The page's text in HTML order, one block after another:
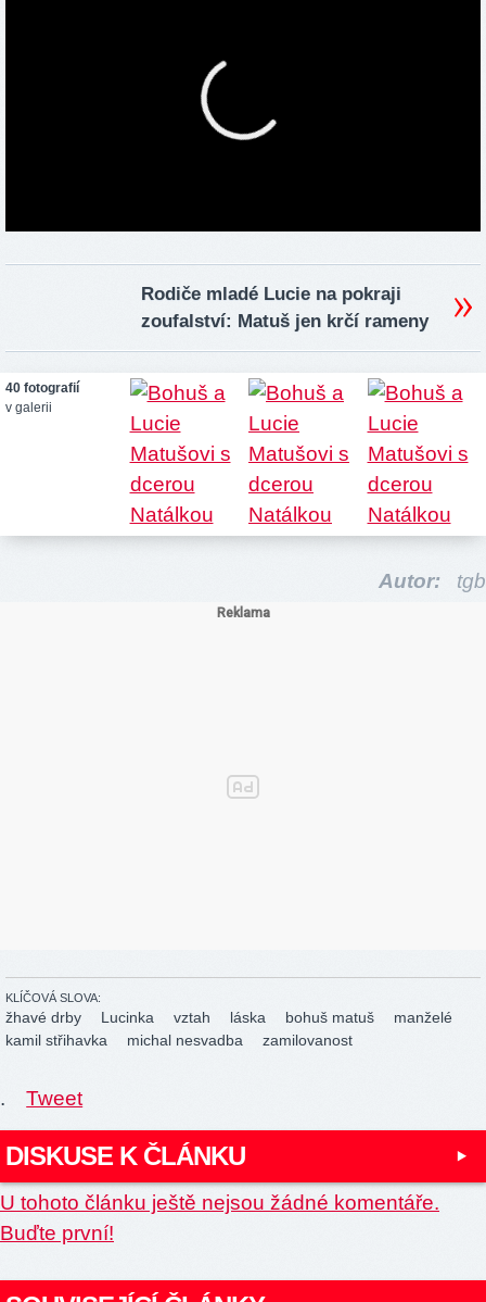
Rodiče mladé Lucie na pokraji
zoufalství: Matuš jen krčí rameny
40 fotografií
v galerii
Autor: tgb
KLÍČOVÁ SLOVA:
žhavé drby Lucinka vztah láska bohuš matuš
manželé
kamil střihavka
michal nesvadba zamilovanost
. Tweet
DISKUSE K ČLÁNKU
U tohoto článku ještě nejsou žádné komentáře.
Buďte první!